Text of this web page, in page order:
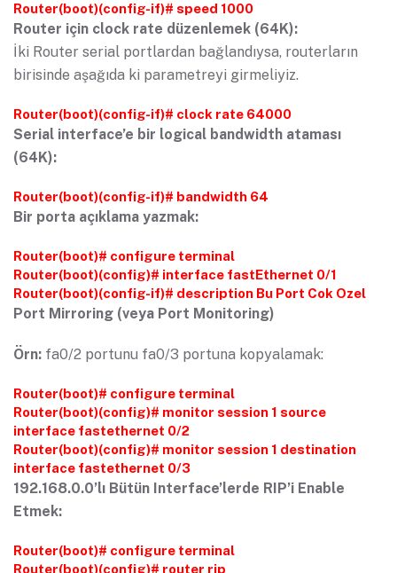
Router(boot)(config-if)# speed 1000
Router için clock rate düzenlemek (64K):
İki Router serial portlardan bağlandıysa, routerların
birisinde aşağıda ki parametreyi girmeliyiz.
Router(boot)(config-if)# clock rate 64000
Serial interface’e bir logical bandwidth ataması
(64K):
Router(boot)(config-if)# bandwidth 64
Bir porta açıklama yazmak:
Router(boot)# configure terminal
Router(boot)(config)# interface fastEthernet 0/1
Router(boot)(config-if)# description Bu Port Cok Ozel
Port Mirroring (veya Port Monitoring)
Örn: fa0/2 portunu fa0/3 portuna kopyalamak:
Router(boot)# configure terminal
Router(boot)(config)# monitor session 1 source
interface fastethernet 0/2
Router(boot)(config)# monitor session 1 destination
interface fastethernet 0/3
192.168.0.0’lı Bütün Interface’lerde RIP’i Enable
Etmek:
Router(boot)# configure terminal
Router(boot)(config)# router rip